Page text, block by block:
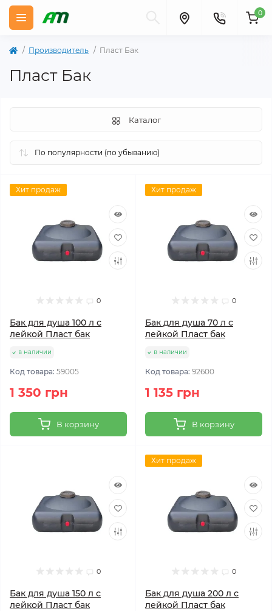
0
Производитель Пласт Бак
Пласт Бак
Каталог
Хит продаж
0
Бак для душа 100 л с
лейкой Пласт бак
в наличии
Код товара: 59005
1 350 грн
В корзину
Хит продаж
0
Бак для душа 70 л с
лейкой Пласт бак
в наличии
Код товара: 92600
1 135 грн
В корзину
0
Бак для душа 150 л с
лейкой Пласт бак
Хит продаж
0
Бак для душа 200 л с
лейкой Пласт бак